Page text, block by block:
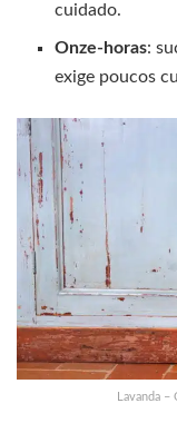
cuidado.
Onze-horas:
exige poucos
Lavanda